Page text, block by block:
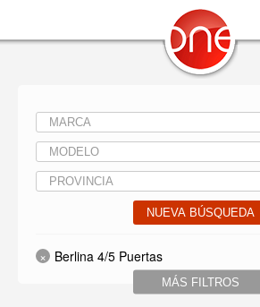
NUEVA BÚSQUEDA
MÁS FILTROS
Berlina 4/5 Puertas